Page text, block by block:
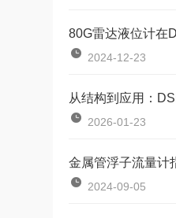
2024-12-23
2026-01-23
2024-09-05